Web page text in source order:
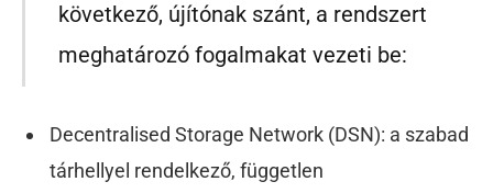
következő, újítónak szánt, a rendszert
meghatározó fogalmakat vezeti be:
Decentralised Storage Network (DSN): a szabad
tárhellyel rendelkező, független